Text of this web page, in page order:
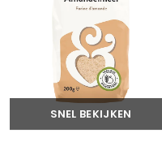
SNEL BEKIJKEN